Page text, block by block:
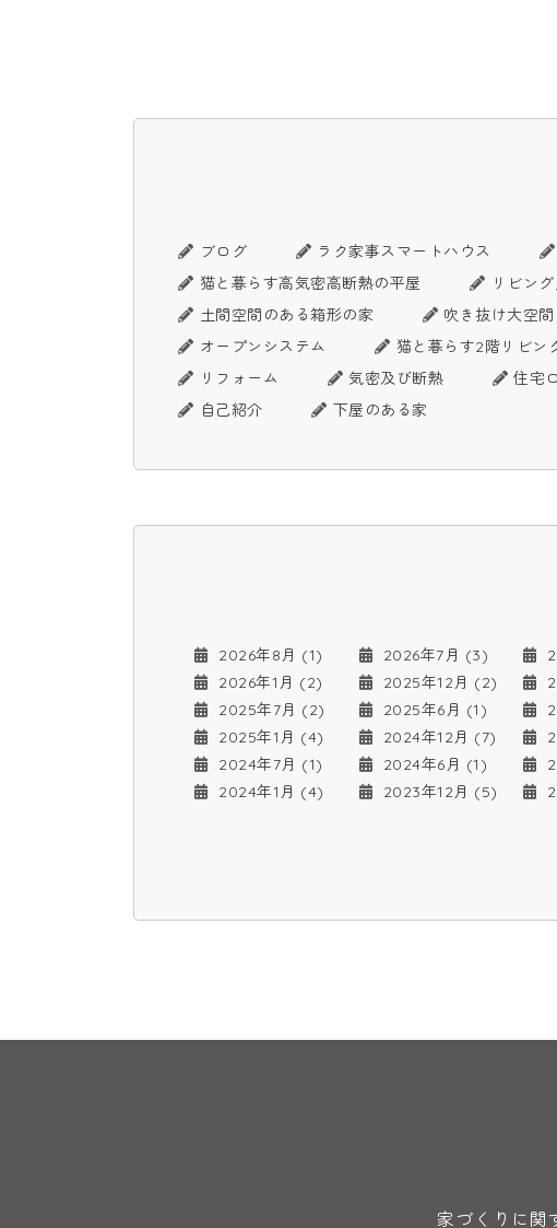
ブログ ラク家事スマートハウス
猫と暮らす高気密高断熱の平屋
リビン
土間空間のある箱形の家
吹き抜け大空
オープンシステム
猫と暮らす2階リビン
リフォーム
気密及び断熱 住宅
自己紹介
下屋のある家
2026年8月 (1) 2026年7月 (3)
2026年1月 (2)
2025年12月 (2)
2025年7月 (2)
2025年6月 (1)
2025年1月 (4)
2024年12月 (7)
2024年7月 (1)
2024年6月 (1)
2024年1月 (4)
2023年12月 (5)
家づくりに関